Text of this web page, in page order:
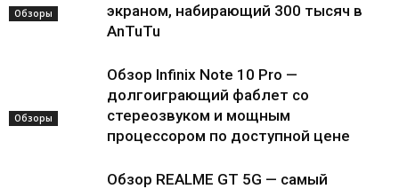
Обзоры
экраном, набирающий 300 тысяч в
AnTuTu
Обзоры
Обзор Infinix Note 10 Pro —
долгоиграющий фаблет со
стереозвуком и мощным
процессором по доступной цене
Обзор REALME GT 5G — самый